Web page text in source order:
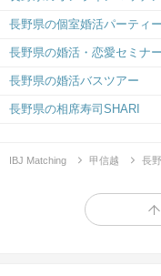
長野県の個室婚活パーティー
長野県の婚活・恋愛セミナー
長野県の婚活バスツアー
長野県の相席寿司SHARI
IBJ Matching 甲信越 長